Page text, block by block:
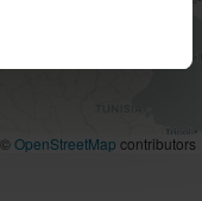
©OpenStreetMap contributors